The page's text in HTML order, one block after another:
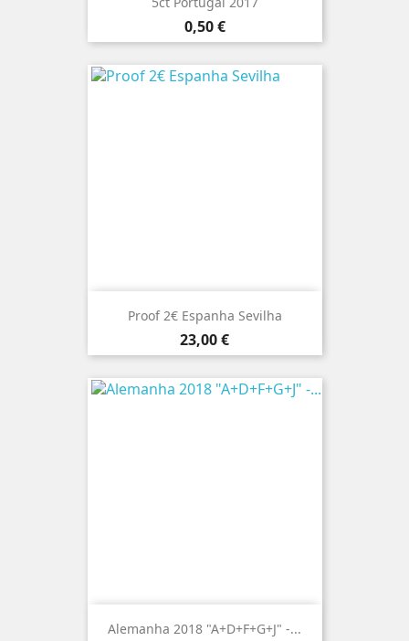
Preço
0,50 €
Proof 2€ Espanha Sevilha
Preço
23,00 €
Alemanha 2018 "A+D+F+G+J" -...